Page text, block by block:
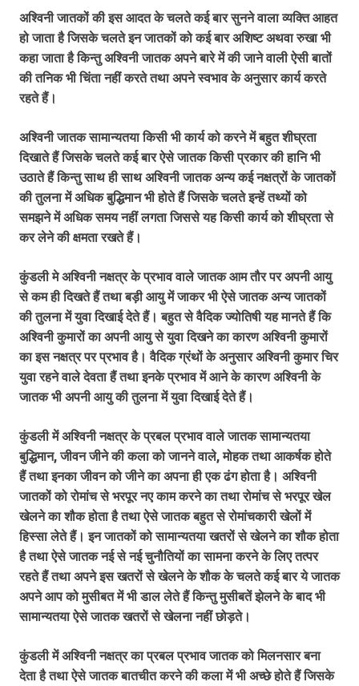
अश्विनी जातकों की इस आदत के चलते कई बार सुनने वाला व्यक्ति आहत
हो जाता है जिसके चलते इन जातकों को कई बार अशिष्ट अथवा रुखा भी
कहा जाता है किन्तु अश्विनी जातक अपने बारे में की जाने वाली ऐसी बातों
की तनिक भी चिंता नहीं करते तथा अपने स्वभाव के अनुसार कार्य करते
रहते हैं।
अश्विनी जातक सामान्यतया किसी भी कार्य को करने में बहुत शीघ्रता
दिखाते हैं जिसके चलते कई बार ऐसे जातक किसी प्रकार की हानि भी
उठाते हैं किन्तु साथ ही साथ अश्विनी जातक अन्य कई नक्षत्रों के जातकों
की तुलना में अधिक बुद्धिमान भी होते हैं जिसके चलते इन्हें तथ्यों को
समझने में अधिक समय नहीं लगता जिससे यह किसी कार्य को शीघ्रता से
कर लेने की क्षमता रखते हैं।
कुंडली मे अश्विनी नक्षत्र के प्रभाव वाले जातक आम तौर पर अपनी आयु
से कम ही दिखते हैं तथा बड़ी आयु में जाकर भी ऐसे जातक अन्य जातकों
की तुलना में युवा दिखाई देते हैं। बहुत से वैदिक ज्योतिषी यह मानते हैं कि
अश्विनी कुमारों का अपनी आयु से युवा दिखने का कारण अश्विनी कुमारों
का इस नक्षत्र पर प्रभाव है। वैदिक ग्रंथों के अनुसार अश्विनी कुमार चिर
युवा रहने वाले देवता हैं तथा इनके प्रभाव में आने के कारण अश्विनी के
जातक भी अपनी आयु की तुलना में युवा दिखाई देते हैं।
कुंडली में अश्विनी नक्षत्र के प्रबल प्रभाव वाले जातक सामान्यतया
बुद्धिमान, जीवन जीने की कला को जानने वाले, मोहक तथा आकर्षक होते
हैं तथा इनका जीवन को जीने का अपना ही एक ढंग होता है। अश्विनी
जातकों को रोमांच से भरपूर नए काम करने का तथा रोमांच से भरपूर खेल
खेलने का शौक होता है तथा ऐसे जातक बहुत से रोमांचकारी खेलों में
हिस्सा लेते हैं। इन जातकों को सामान्यतया खतरों से खेलने का शौक होता
है तथा ऐसे जातक नई से नई चुनौतियों का सामना करने के लिए तत्पर
रहते हैं तथा अपने इस खतरों से खेलने के शौक के चलते कई बार ये जातक
अपने आप को मुसीबत में भी डाल लेते हैं किन्तु मुसीबतें झेलने के बाद भी
सामान्यतया ऐसे जातक खतरों से खेलना नहीं छोड़ते।
कुंडली में अश्विनी नक्षत्र का प्रबल प्रभाव जातक को मिलनसार बना
देता है तथा ऐसे जातक बातचीत करने की कला में भी अच्छे होते हैं जिसके